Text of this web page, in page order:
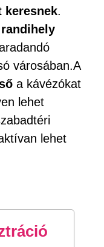
keresnek.
városában.A
a kávézókat
lehet
lehet